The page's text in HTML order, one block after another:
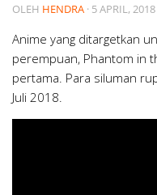
OLEH HENDRA · 5 APRIL, 2018
Anime yang ditargetkan
perempuan, Phantom in
pertama. Para siluman
Juli 2018.